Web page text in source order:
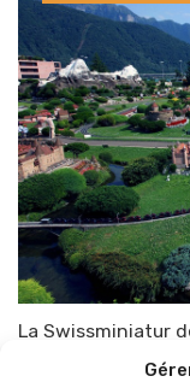
La Swissminiatur
TOP-PARENTS